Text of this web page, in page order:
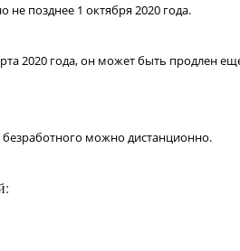
не позднее 1 октября 2020 года.
2020 года, он может быть продлен
безработного можно дистанционно.